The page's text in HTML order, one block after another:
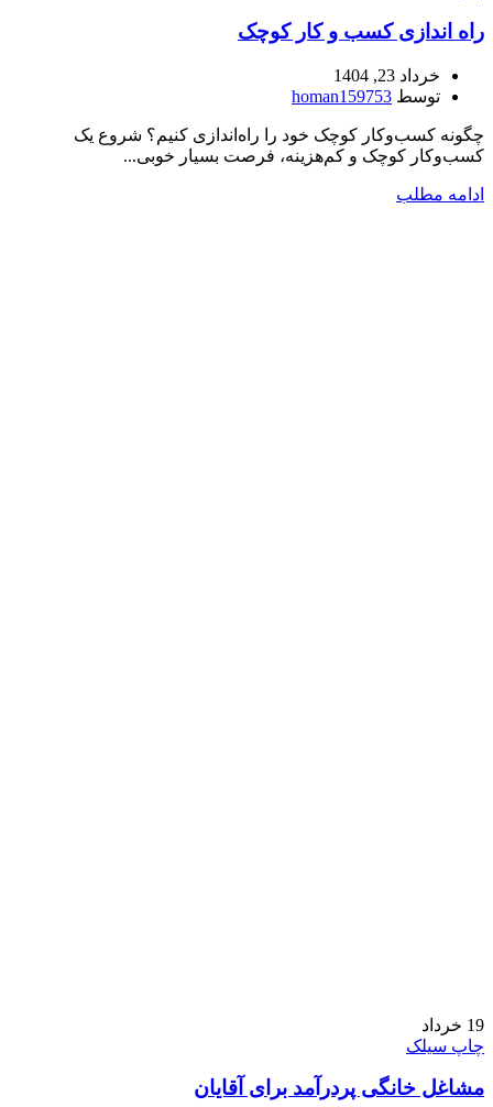
راه‌ اندازی کسب‌‌ و‌‌ کار کوچک
خرداد 23, 1404
توسط homan159753
چگونه کسب‌‌‌و‌‌کار کوچک خود را راه‌اندازی کنیم؟ شروع یک
کسب‌‌و‌کار کوچک و کم‌هزینه، فرصت بسیار خوبی...
ادامه مطلب
19 خرداد
چاپ سیلک
مشاغل خانگی پردرآمد برای آقایان